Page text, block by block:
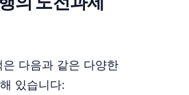
다음과 같은 다양한
있습니다: